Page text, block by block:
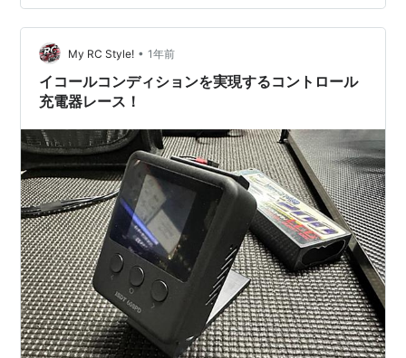
ていますが、この充電器には逆接保護回路がありませ
ん。 ピットで急いでいると、バナナプラグを＋／−逆に
差して 「バチッ！」→基板逝く――そんな惨劇が起きて
しまう…
My RC Style! • 1年前
イコールコンディションを実現するコントロール
充電器レース！